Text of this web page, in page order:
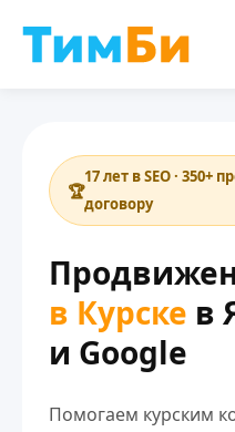
17 лет в SEO · 350+
договору
в Курске в
и Google
Помогаем курским